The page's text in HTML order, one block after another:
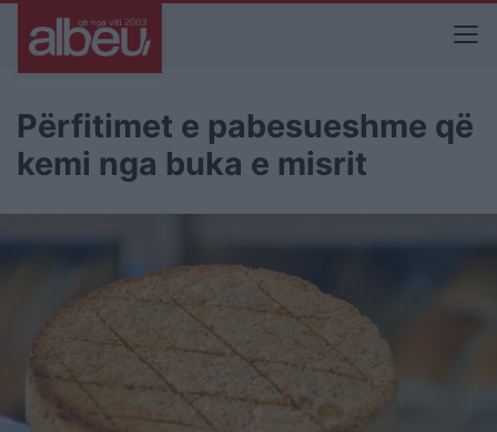
Përfitimet e pabesueshme që
kemi nga buka e misrit